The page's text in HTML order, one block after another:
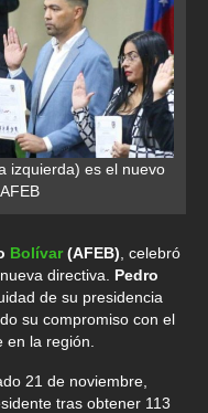
izquierda) es el nuevo
Bolívar(AFEB) , celebró
directiva. Pedro
de su presidencia
su compromiso con el
la región.
21 de noviembre,
tras obtener 113